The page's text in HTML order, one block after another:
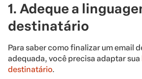
1. Adeque a
destinatário
Para saber como finalizar um email
adequada, você precisa adaptar sua
destinatário.